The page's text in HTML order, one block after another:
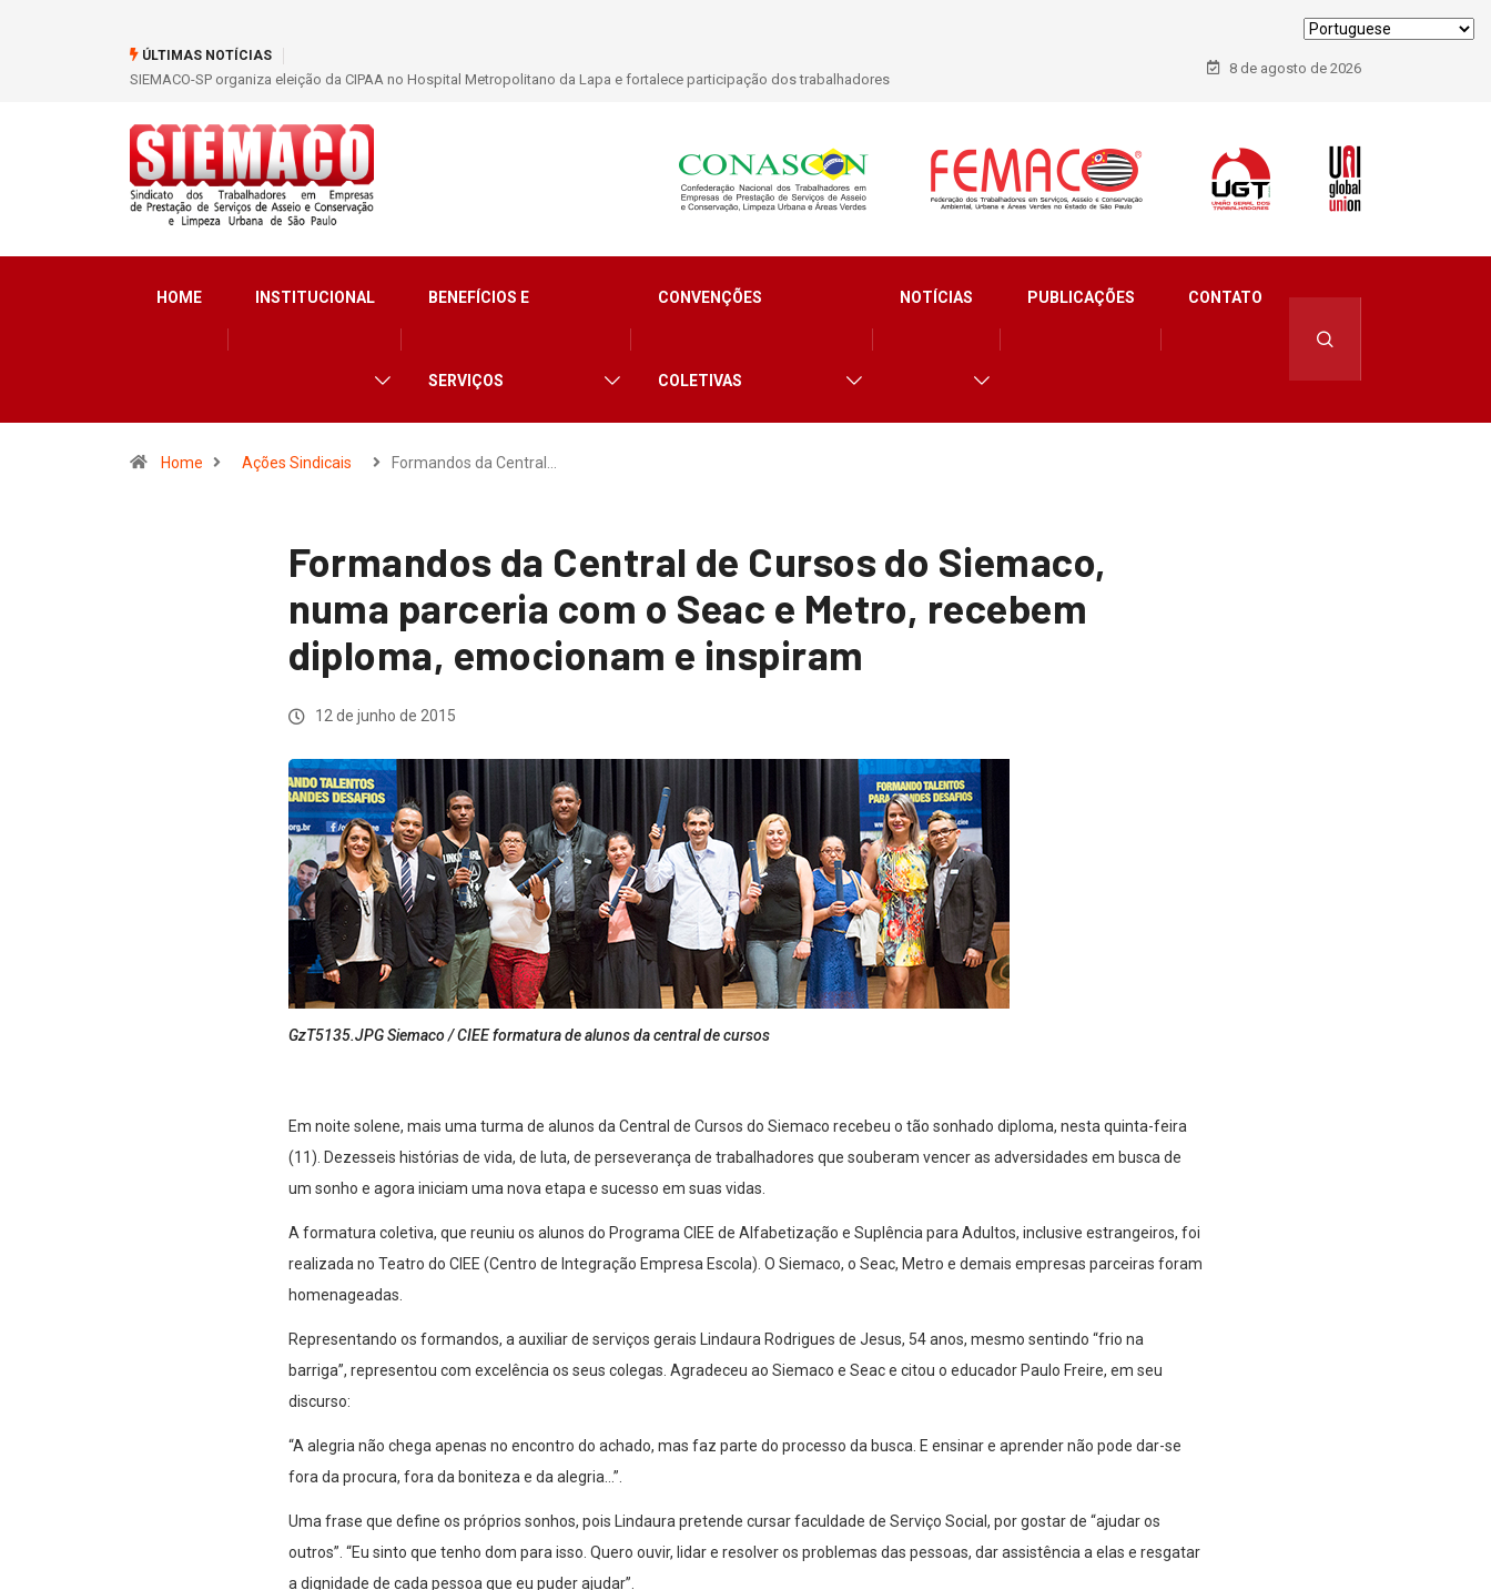
ÚLTIMAS NOTÍCIAS
SIEMACO-SP organiza eleição da CIPAA no Hospital Metropolitano da Lapa e fortalece participação dos trabalhadores
8 de agosto de 2026
HOME INSTITUCIONAL BENEFÍCIOS E
SERVIÇOS
CONVENÇÕES
COLETIVAS
NOTÍCIAS PUBLICAÇÕES CONTATO
Home Ações Sindicais Formandos da Central…
Formandos da Central de Cursos do Siemaco,
numa parceria com o Seac e Metro, recebem
diploma, emocionam e inspiram
12 de junho de 2015
GzT5135.JPG Siemaco / CIEE formatura de alunos da central de cursos
Em noite solene, mais uma turma de alunos da Central de Cursos do Siemaco recebeu o tão sonhado diploma, nesta quinta-feira
(11). Dezesseis histórias de vida, de luta, de perseverança de trabalhadores que souberam vencer as adversidades em busca de
um sonho e agora iniciam uma nova etapa e sucesso em suas vidas.
A formatura coletiva, que reuniu os alunos do Programa CIEE de Alfabetização e Suplência para Adultos, inclusive estrangeiros, foi
realizada no Teatro do CIEE (Centro de Integração Empresa Escola). O Siemaco, o Seac, Metro e demais empresas parceiras foram
homenageadas.
Representando os formandos, a auxiliar de serviços gerais Lindaura Rodrigues de Jesus, 54 anos, mesmo sentindo “frio na
barriga”, representou com excelência os seus colegas. Agradeceu ao Siemaco e Seac e citou o educador Paulo Freire, em seu
discurso:
“A alegria não chega apenas no encontro do achado, mas faz parte do processo da busca. E ensinar e aprender não pode dar-se
fora da procura, fora da boniteza e da alegria…”.
Uma frase que define os próprios sonhos, pois Lindaura pretende cursar faculdade de Serviço Social, por gostar de “ajudar os
outros”. “Eu sinto que tenho dom para isso. Quero ouvir, lidar e resolver os problemas das pessoas, dar assistência a elas e resgatar
a dignidade de cada pessoa que eu puder ajudar”.